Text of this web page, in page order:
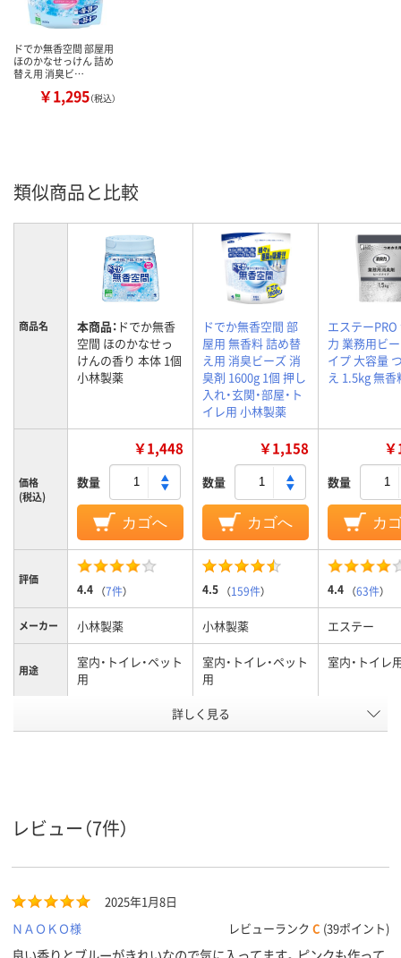
ドでか無香空間 部屋用
ほのかなせっけん 詰め
替え用 消臭ビ…
￥1,295（税込）
類似商品と比較
商品名 本商品： ドでか無香
空間 ほのかなせっ
けんの香り 本体 1個
小林製薬
ドでか無香空間 部
屋用 無香料 詰め替
え用 消臭ビーズ 消
臭剤 1600g 1個 押し
入れ・玄関・部屋・ト
イレ用 小林製薬
エステーPRO
力 業務用ビ
イプ 大容量
え 1.5kg 無香
価格
(税込)
￥1,448
数量
カゴへ
￥1,158
数量
カゴへ
数量
カ
評価
4.4 （7件） 4.5 （159件） 4.4 （63件）
メーカー 小林製薬 小林製薬 エステー
用途
室内・トイレ・ペット
用
室内・トイレ・ペット
用
室内・トイレ
25 40
詳しく見る
レビュー（7件）
2025年1月8日
ＮＡＯＫＯ様
レビューランク C (39ポイント)